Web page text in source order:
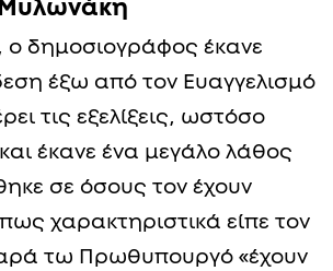
ο δημοσιογράφος έκανε
έξω από τον Ευαγγελισμό
τις εξελίξεις, ωστόσο
έκανε ένα μεγάλο λάθος
σε όσους τον έχουν
χαρακτηριστικά είπε τον
τω Πρωθυπουργό «έχουν